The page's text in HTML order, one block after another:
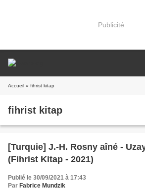
Publicité
Accueil » fihrist kitap
fihrist kitap
[Turquie] J.-H. Rosny aîné -
(Fihrist Kitap - 2021)
Publié le 30/09/2021 à 17:43
Par Fabrice Mundzik